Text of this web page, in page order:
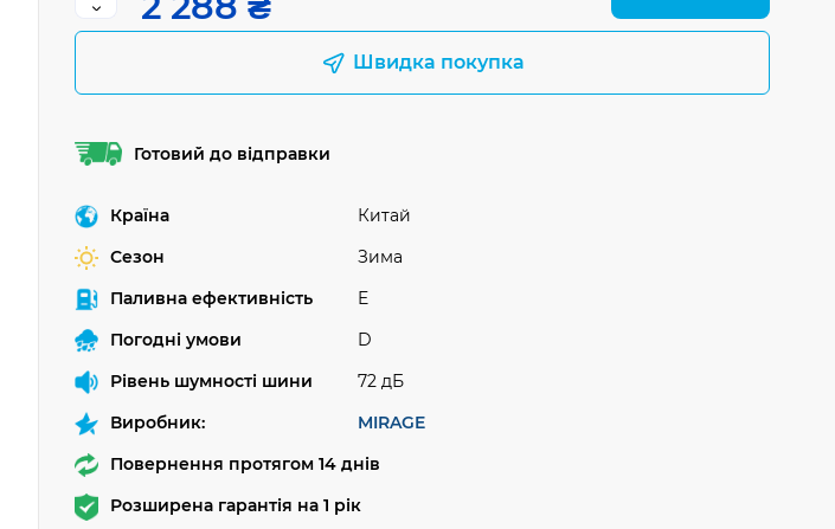
Швидка покупка
Готовий до відправки
Країна
Китай
Сезон
Зима
Паливна ефективність
E
Погодні умови
D
Рівень шумності шини
72 дБ
Виробник:
MIRAGE
Повернення протягом 14 днів
Розширена гарантія на 1 рік